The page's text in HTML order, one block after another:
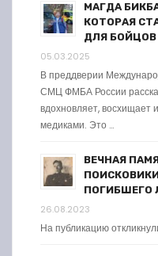
МАГДА
КОТОРАЯ
ДЛЯ БОЙЦОВ
05.03.2025
В преддверии
СМЦ ФМБА России
вдохновляет, восхищает
медиками. Это …
ВЕЧНАЯ
ПОГИБШЕГО
26.08.2023
На публикацию